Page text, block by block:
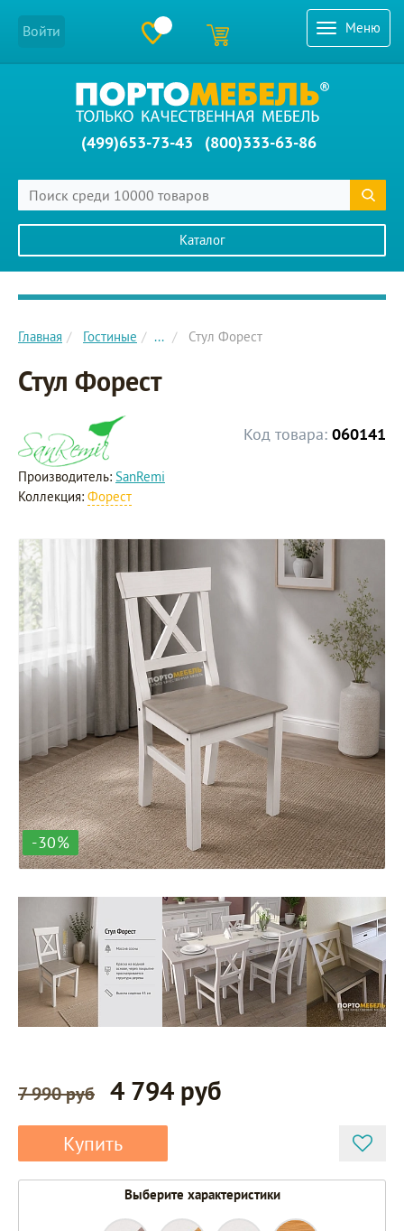
Меню
Войти
(499)653-73-43 (800)333-63-86
Каталог
Главное меню сайта
Главная Гостиные ... Стул Форест
Стул Форест
Код товара: 060141
Производитель: SanRemi
Коллекция: Форест
-30%
7 990 руб 4 794 руб
Купить
Выберите характеристики